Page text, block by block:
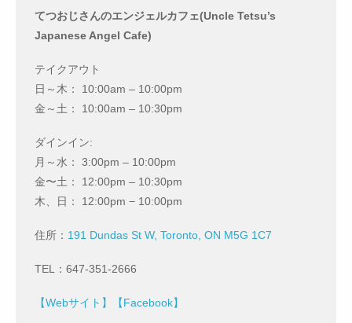
てつおじさんのエンジェルカフェ(Uncle Tetsu’s
Japanese Angel Cafe)
テイクアウト
日～木： 10:00am – 10:00pm
金～土： 10:00am – 10:30pm
ダインイン:
月～水： 3:00pm – 10:00pm
金〜土： 12:00pm – 10:30pm
木、日： 12:00pm − 10:00pm
住所： 191 Dundas St W, Toronto, ON M5G 1C7
TEL：647-351-2666
【Webサイト】 【Facebook】